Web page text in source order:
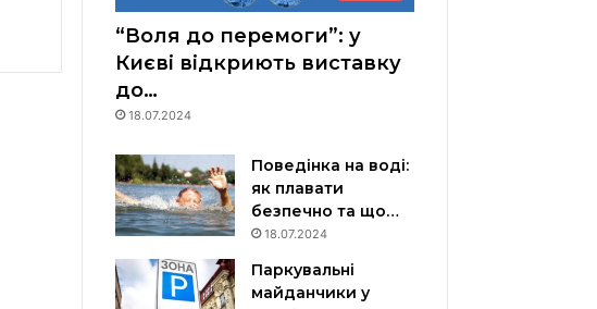
“Воля до перемоги”: у
Києві відкриють виставку
до…
18.07.2024
Поведінка на воді:
як плавати
безпечно та що…
18.07.2024
Паркувальні
майданчики у